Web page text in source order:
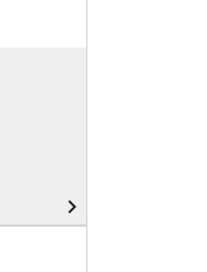
navigate_next